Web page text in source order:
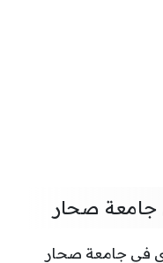
جامعة صحار
في جامعة صحار